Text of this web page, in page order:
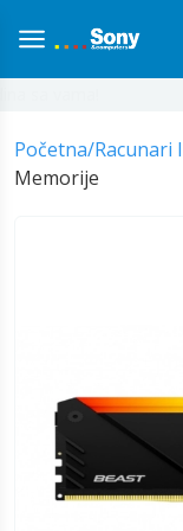
Početna/Racunari
Memorije